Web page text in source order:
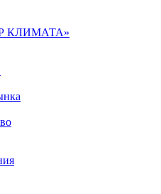
КЛИМАТА»